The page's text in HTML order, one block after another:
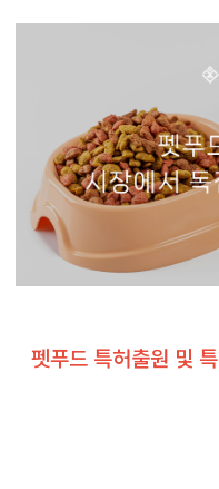
펫푸드 특허출원 및